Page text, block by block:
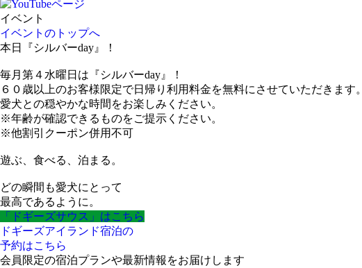
イベント
イベントのトップへ
本日『シルバーday』！
毎月第４水曜日は『シルバーday』！
６０歳以上のお客様限定で日帰り利用料金を無料にさせていただきます。
愛犬との穏やかな時間をお楽しみください。
※年齢が確認できるものをご提示ください。
※他割引クーポン併用不可
遊ぶ、食べる、泊まる。
どの瞬間も愛犬にとって
最高であるように。
「ドギーズサウス」はこちら
ドギーズアイランド宿泊の
予約はこちら
会員限定の宿泊プランや最新情報をお届けします